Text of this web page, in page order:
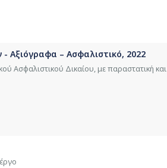
Αξιόγραφα – Ασφαλιστικό, 2022
Ασφαλιστικού Δικαίου, με παραστατική και